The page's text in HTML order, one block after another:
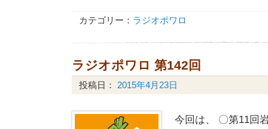
カテゴリー： ラジオポワロ
ラジオポワロ 第142回
投稿日： 2015年4月23日
今回は、 〇第11回